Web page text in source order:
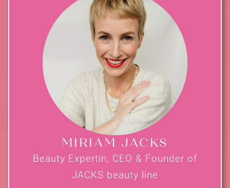
MIRIAM JACKS
Beauty Expertin, CEO & Founder of
JACKS beauty line